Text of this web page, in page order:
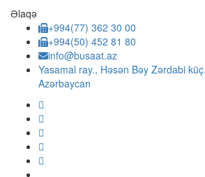
Əlaqə
+994(77) 362 30 00
+994(50) 452 81 80
info@busaat.az
Yasamal ray., Həsən Bəy Zərdabi
Azərbaycan